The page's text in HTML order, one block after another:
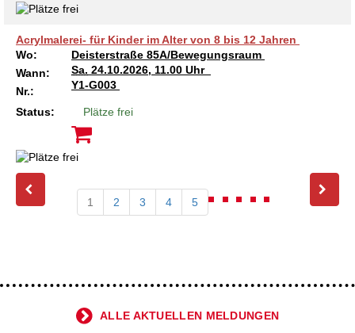
Acrylmalerei- für Kinder im Alter von 8 bis 12 Jahren
Wo:
Deisterstraße 85A/Bewegungsraum
Wann:
Sa. 24.10.2026, 11.00 Uhr
Nr.:
Y1-G003
Status: Plätze frei
1 2 3 4 5
ALLE AKTUELLEN MELDUNGEN